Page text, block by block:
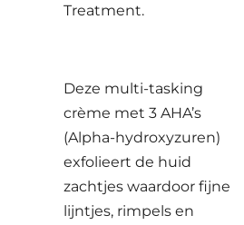
Treatment.
Deze multi-tasking
crème met 3 AHA’s
(Alpha-hydroxyzuren)
exfolieert de huid
zachtjes waardoor fijne
lijntjes, rimpels en